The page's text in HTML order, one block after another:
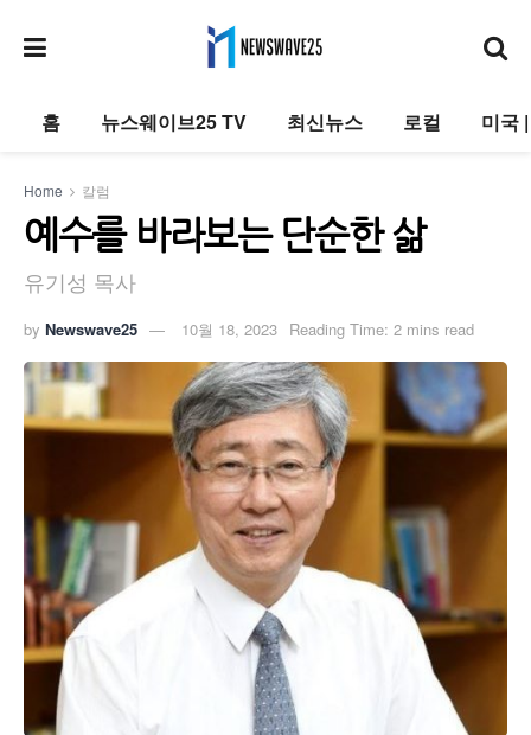
홈 뉴스웨이브25 TV 최신뉴스 로컬 미국
Home 칼럼
예수를 바라보는 단순한 삶
유기성 목사
by Newswave25 10월 18, 2023 Reading Time: 2 mins read